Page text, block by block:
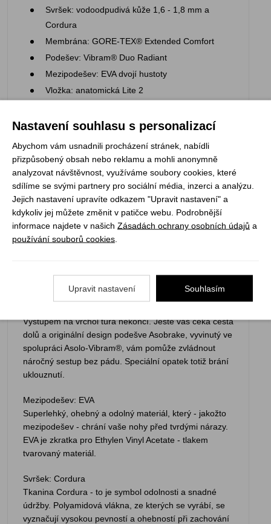
Svršek: vodoodpudivá kůže 1,6 - 1,8 mm a
Cordura
Membrána: GORE-TEX® Extended Comfort
Podešev: Vibram® Duo Radiant
Mezipodešev: EVA dvojí hustoty
Vložka: anatomická Lite 2
Vyrobeno v Evropě
Podrážka: Vibram
Výrobce celosvětově nejpoužívanější pryžové směsi
pro výrobu podešví outdoorové obuvi. Vysoká
přilnavost a komfort v náročném terénu - to jsou hlavní
přínosy podešve Vibram. Ve spolupráci s firmou Asolo
pak vznikají technologie, které vám usnadní chůzi a
Výstupem na vrchol túra nekončí. Ještě vás čeká cesta
dolů a originální design podešve Asobrake, vyvinutý ve
spolupráci Asolo-Vibram®, vám pomůže zvládnout
náročný sestup bez pádu. Speciální opatek totiž brání
uklouznutí.
Mezipodešev: EVA
Superlehký, ohebný a odolný materiál, který - jakožto
mezipodešev - chrání vaše nohy před tvrdými nárazy.
EVA je zkratka pro Ethylen Vinyl Acetate - tlakem
tvarovaný materiál.
Svršek: Cordura
Tkanina Cordura - to je symbol odolnosti a snadné
údržby. Polyamidová vlákna, ze kterých se vyrábí, se
vyznačují vysokou pevností a ohebností při zachování
Nastavení souhlasu s personalizací
Abychom vám usnadnili procházení stránek, nabídli
přizpůsobený obsah nebo reklamu a mohli anonymně
analyzovat návštěvnost, využíváme soubory cookies, které
sdílíme se svými partnery pro sociální média, inzerci a analýzu.
Jejich nastavení upravíte odkazem "Upravit nastavení" a
kdykoliv jej můžete změnit v patičce webu. Podrobnější
informace najdete v našich Zásadách ochrany osobních údajů a
používání souborů cookies
Upravit nastavení Souhlasím